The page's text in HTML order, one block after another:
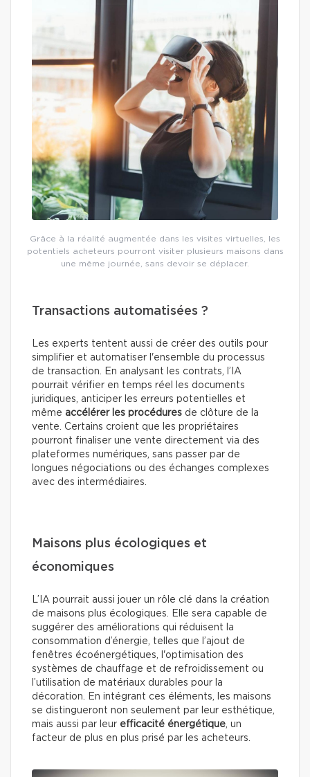
Grâce à la réalité augmentée dans les visites virtuelles, les
potentiels acheteurs pourront visiter plusieurs maisons dans
une même journée, sans devoir se déplacer.
Transactions automatisées ?
Les experts tentent aussi de créer des outils pour
simplifier et automatiser l'ensemble du processus
de transaction. En analysant les contrats, l’IA
pourrait vérifier en temps réel les documents
juridiques, anticiper les erreurs potentielles et
même accélérer les procédures de clôture de la
vente. Certains croient que les propriétaires
pourront finaliser une vente directement via des
plateformes numériques, sans passer par de
longues négociations ou des échanges complexes
avec des intermédiaires.
Maisons plus écologiques et
économiques
L’IA pourrait aussi jouer un rôle clé dans la création
de maisons plus écologiques. Elle sera capable de
suggérer des améliorations qui réduisent la
consommation d’énergie, telles que l’ajout de
fenêtres écoénergétiques, l'optimisation des
systèmes de chauffage et de refroidissement ou
l’utilisation de matériaux durables pour la
décoration. En intégrant ces éléments, les maisons
se distingueront non seulement par leur esthétique,
mais aussi par leur efficacité énergétique , un
facteur de plus en plus prisé par les acheteurs.